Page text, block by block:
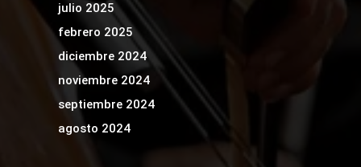
julio 2025
febrero 2025
diciembre 2024
noviembre 2024
septiembre 2024
agosto 2024